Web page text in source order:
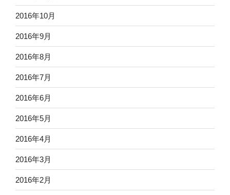
2016年10月
2016年9月
2016年8月
2016年7月
2016年6月
2016年5月
2016年4月
2016年3月
2016年2月